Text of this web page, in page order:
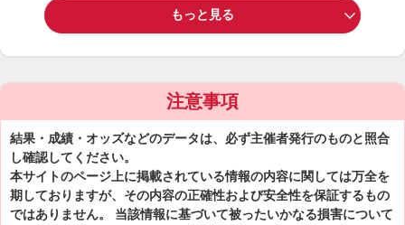
もっと見る
注意事項
結果・成績・オッズなどのデータは、必ず主催者発行のものと照合
し確認してください。
本サイトのページ上に掲載されている情報の内容に関しては万全を
期しておりますが、その内容の正確性および安全性を保証するもの
ではありません。 当該情報に基づいて被ったいかなる損害について